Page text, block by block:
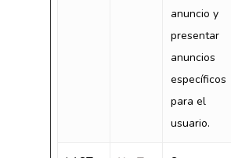
anuncio y
presentar
anuncios
específicos
para el
usuario.